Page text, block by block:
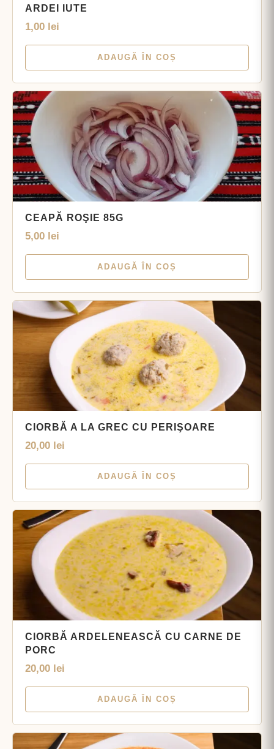
ARDEI IUTE
1,00 lei
ADAUGĂ ÎN COȘ
CEAPĂ ROŞIE 85G
5,00 lei
ADAUGĂ ÎN COȘ
CIORBĂ A LA GREC CU PERIŞOARE
20,00 lei
ADAUGĂ ÎN COȘ
CIORBĂ ARDELENEASCĂ CU CARNE DE
PORC
20,00 lei
ADAUGĂ ÎN COȘ